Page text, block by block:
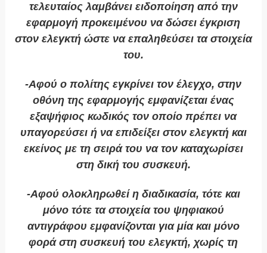
τελευταίος λαμβάνει ειδοποίηση από την
εφαρμογή προκειμένου να δώσει έγκριση
στον ελεγκτή ώστε να επαληθεύσει τα στοιχεία
του.
-Αφού ο πολίτης εγκρίνει τον έλεγχο, στην
οθόνη της εφαρμογής εμφανίζεται ένας
εξαψήφιος κωδικός τον οποίο πρέπει να
υπαγορεύσει ή να επιδείξει στον ελεγκτή και
εκείνος με τη σειρά του να τον καταχωρίσει
στη δική του συσκευή.
-Αφού ολοκληρωθεί η διαδικασία, τότε και
μόνο τότε τα στοιχεία του ψηφιακού
αντιγράφου εμφανίζονται για μία και μόνο
φορά στη συσκευή του ελεγκτή, χωρίς τη